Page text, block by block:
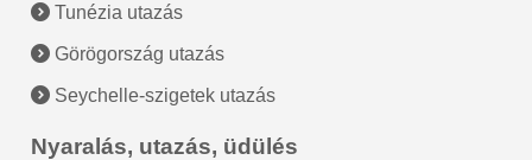
Tunézia utazás
Görögország utazás
Seychelle-szigetek utazás
Nyaralás, utazás, üdülés